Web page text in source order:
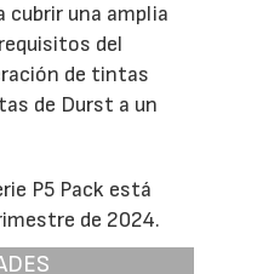
cubrir una amplia
del
de tintas
de Durst a un
P5 Pack está
de 2024.